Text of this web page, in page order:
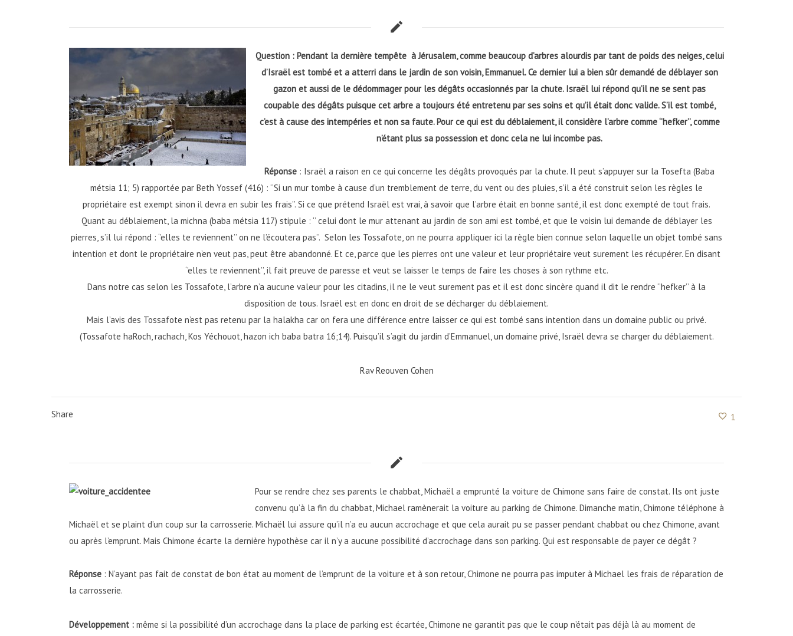
Question : Pendant la dernière tempête à Jérusalem, comme beaucoup d’arbres alourdis par tant de poids des neiges, celui
d’Israël est tombé et a atterri dans le jardin de son voisin, Emmanuel. Ce dernier lui a bien sûr demandé de déblayer son
gazon et aussi de le dédommager pour les dégâts occasionnés par la chute. Israël lui répond qu’il ne se sent pas
coupable des dégâts puisque cet arbre a toujours été entretenu par ses soins et qu’il était donc valide. S’il est tombé,
c’est à cause des intempéries et non sa faute. Pour ce qui est du déblaiement, il considère l’arbre comme ‘’hefker’’, comme
n’étant plus sa possession et donc cela ne lui incombe pas.
Réponse : Israël a raison en ce qui concerne les dégâts provoqués par la chute. Il peut s’appuyer sur la Tosefta (Baba
métsia 11; 5) rapportée par Beth Yossef (416) : ‘’Si un mur tombe à cause d’un tremblement de terre, du vent ou des pluies, s’il a été construit selon les règles le
propriétaire est exempt sinon il devra en subir les frais’’. Si ce que prétend Israël est vrai, à savoir que l’arbre était en bonne santé, il est donc exempté de tout frais.
Quant au déblaiement, la michna (baba métsia 117) stipule : ‘’ celui dont le mur attenant au jardin de son ami est tombé, et que le voisin lui demande de déblayer les
pierres, s’il lui répond : ‘’elles te reviennent’’ on ne l’écoutera pas’’. Selon les Tossafote, on ne pourra appliquer ici la règle bien connue selon laquelle un objet tombé sans
intention et dont le propriétaire n’en veut pas, peut être abandonné. Et ce, parce que les pierres ont une valeur et leur propriétaire veut surement les récupérer. En disant
‘’elles te reviennent’’, il fait preuve de paresse et veut se laisser le temps de faire les choses à son rythme etc.
Dans notre cas selon les Tossafote, l’arbre n’a aucune valeur pour les citadins, il ne le veut surement pas et il est donc sincère quand il dit le rendre ‘’hefker’’ à la
disposition de tous. Israël est en donc en droit de se décharger du déblaiement.
Mais l’avis des Tossafote n’est pas retenu par la halakha car on fera une différence entre laisser ce qui est tombé sans intention dans un domaine public ou privé.
(Tossafote haRoch, rachach, Kos Yéchouot, hazon ich baba batra 16;14). Puisqu’il s’agit du jardin d’Emmanuel, un domaine privé, Israël devra se charger du déblaiement.
Rav Reouven Cohen
Share 1
Pour se rendre chez ses parents le chabbat, Michaël a emprunté la voiture de Chimone sans faire de constat. Ils ont juste
convenu qu’à la fin du chabbat, Michael ramènerait la voiture au parking de Chimone. Dimanche matin, Chimone téléphone à
Michaël et se plaint d’un coup sur la carrosserie. Michaël lui assure qu’il n’a eu aucun accrochage et que cela aurait pu se passer pendant chabbat ou chez Chimone, avant
ou après l’emprunt. Mais Chimone écarte la dernière hypothèse car il n’y a aucune possibilité d’accrochage dans son parking. Qui est responsable de payer ce dégât ?
Réponse : N’ayant pas fait de constat de bon état au moment de l’emprunt de la voiture et à son retour, Chimone ne pourra pas imputer à Michael les frais de réparation de
la carrosserie.
Développement : même si la possibilité d’un accrochage dans la place de parking est écartée, Chimone ne garantit pas que le coup n’était pas déjà là au moment de